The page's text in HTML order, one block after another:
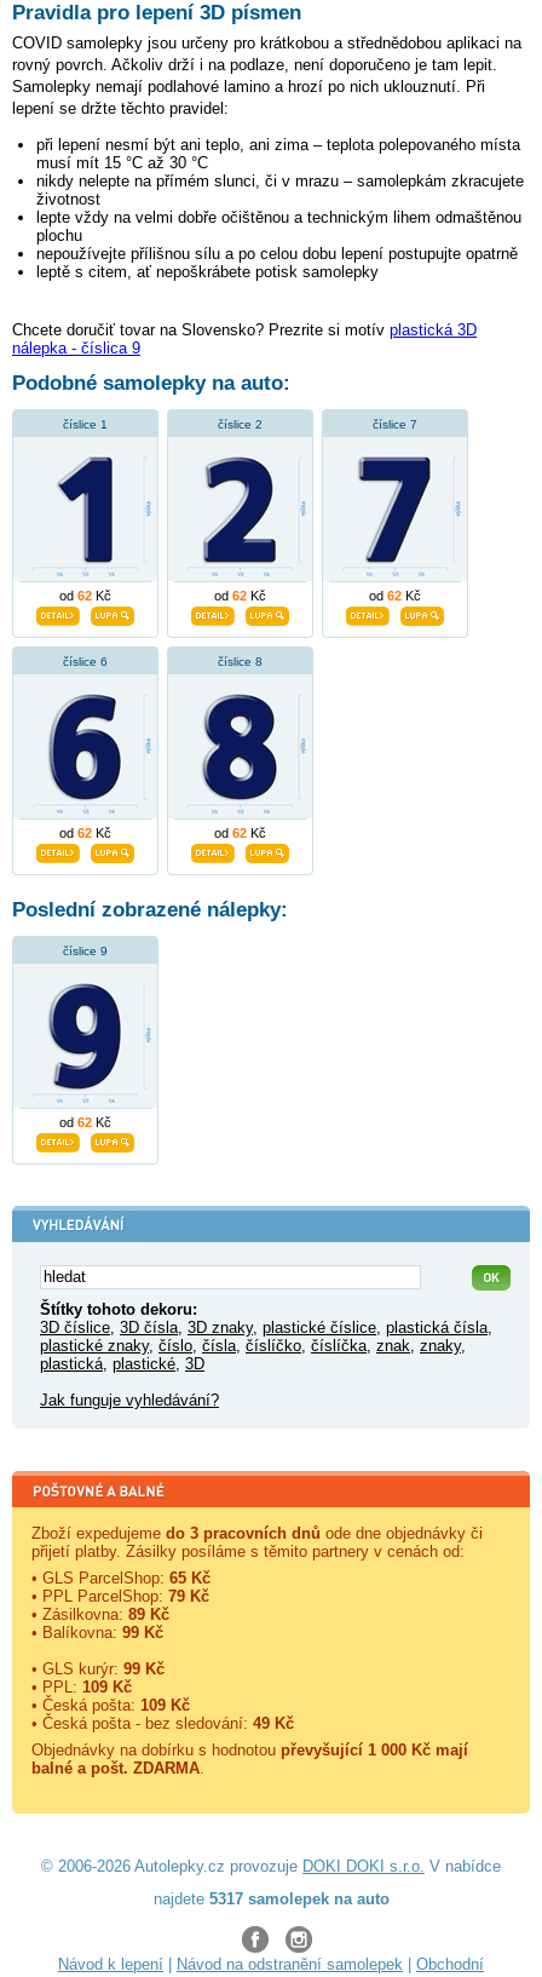
Pravidla pro lepení 3D písmen
COVID samolepky jsou určeny pro krátkobou a střednědobou aplikaci na
rovný povrch. Ačkoliv drží i na podlaze, není doporučeno je tam lepit.
Samolepky nemají podlahové lamino a hrozí po nich uklouznutí. Při
lepení se držte těchto pravidel:
při lepení nesmí být ani teplo, ani zima – teplota polepovaného místa
musí mít 15 °C až 30 °C
nikdy nelepte na přímém slunci, či v mrazu – samolepkám zkracujete
životnost
lepte vždy na velmi dobře očištěnou a technickým lihem odmaštěnou
plochu
nepoužívejte přílišnou sílu a po celou dobu lepení postupujte opatrně
leptě s citem, ať nepoškrábete potisk samolepky
Chcete doručiť tovar na Slovensko? Prezrite si motív plastická 3D
nálepka - číslica 9
Podobné samolepky na auto:
číslice 1
od 62 Kč
číslice 2
od 62 Kč
číslice 7
od 62 Kč
číslice 6
od 62 Kč
číslice 8
od 62 Kč
Poslední zobrazené nálepky:
číslice 9
od 62 Kč
Štítky tohoto dekoru:
3D číslice, 3D čísla, 3D znaky, plastické číslice, plastická čísla,
plastické znaky, číslo, čísla, číslíčko, číslíčka, znak, znaky,
plastická, plastické, 3D
Jak funguje vyhledávání?
Zboží expedujeme do 3 pracovních dnů ode dne objednávky či
přijetí platby. Zásilky posíláme s těmito partnery v cenách od:
• GLS ParcelShop: 65 Kč
• PPL ParcelShop: 79 Kč
• Zásilkovna: 89 Kč
• Balíkovna: 99 Kč
• GLS kurýr: 99 Kč
• PPL: 109 Kč
• Česká pošta: 109 Kč
• Česká pošta - bez sledování: 49 Kč
Objednávky na dobírku s hodnotou převyšující 1 000 Kč mají
balné a pošt. ZDARMA.
© 2006-2026 Autolepky.cz provozuje DOKI DOKI s.r.o. V nabídce
najdete 5317 samolepek na auto
Návod k lepení Návod na odstranění samolepek Obchodní